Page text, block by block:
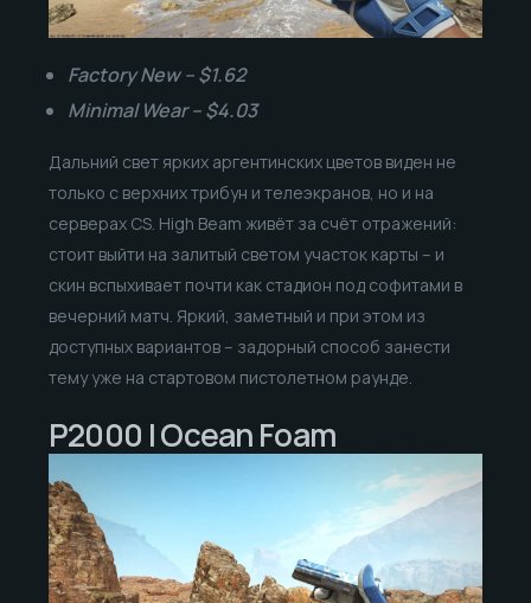
Factory New – $1.62
Minimal Wear – $4.03
Дальний свет ярких аргентинских цветов виден не
только с верхних трибун и телеэкранов, но и на
серверах CS. High Beam живёт за счёт отражений:
стоит выйти на залитый светом участок карты – и
скин вспыхивает почти как стадион под софитами в
вечерний матч. Яркий, заметный и при этом из
доступных вариантов – задорный способ занести
тему уже на стартовом пистолетном раунде.
P2000 | Ocean Foam